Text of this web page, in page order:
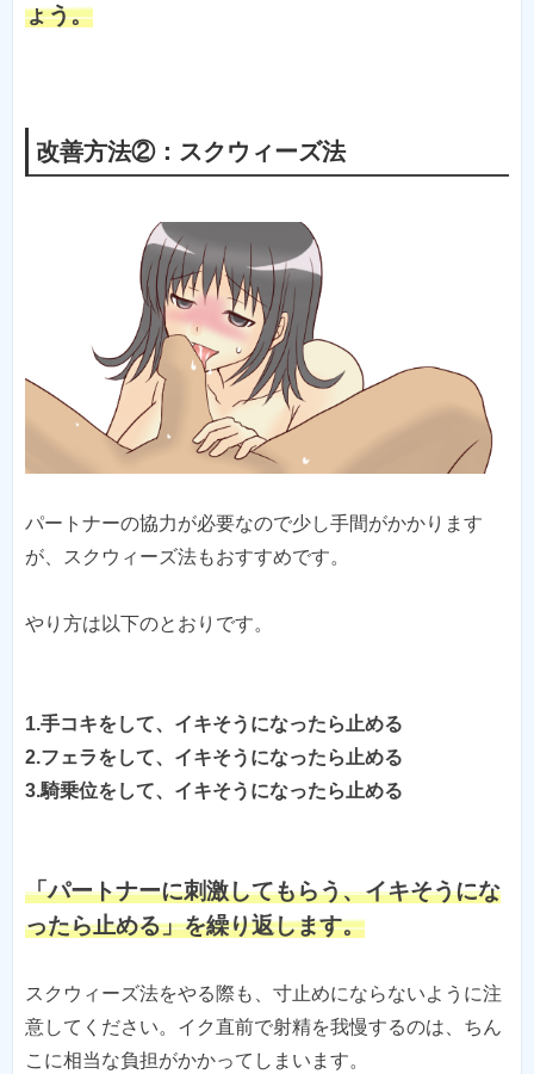
ょう。
改善方法②：スクウィーズ法
パートナーの協力が必要なので少し手間がかかります
が、スクウィーズ法もおすすめです。
やり方は以下のとおりです。
1.手コキをして、イキそうになったら止める
2.フェラをして、イキそうになったら止める
「パートナーに刺激してもらう、イキそうにな
ったら止める」を繰り返します。
スクウィーズ法をやる際も、寸止めにならないように注
意してください。イク直前で射精を我慢するのは、ちん
こに相当な負担がかかってしまいます。